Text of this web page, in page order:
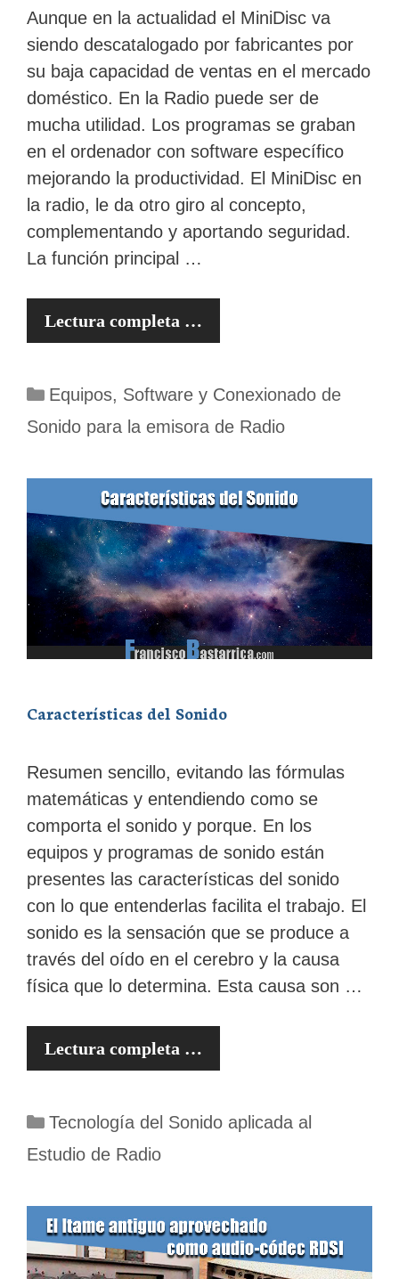
Aunque en la actualidad el MiniDisc va
siendo descatalogado por fabricantes por
su baja capacidad de ventas en el mercado
doméstico. En la Radio puede ser de
mucha utilidad. Los programas se graban
en el ordenador con software específico
mejorando la productividad. El MiniDisc en
la radio, le da otro giro al concepto,
complementando y aportando seguridad.
La función principal …
Lectura completa …
Categorías
Equipos, Software y Conexionado de
Sonido para la emisora de Radio
Características del Sonido
Resumen sencillo, evitando las fórmulas
matemáticas y entendiendo como se
comporta el sonido y porque. En los
equipos y programas de sonido están
presentes las características del sonido
con lo que entenderlas facilita el trabajo. El
sonido es la sensación que se produce a
través del oído en el cerebro y la causa
física que lo determina. Esta causa son …
Lectura completa …
Categorías
Tecnología del Sonido aplicada al
Estudio de Radio